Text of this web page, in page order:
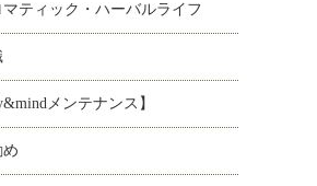
ティック・ハーバルライフ
メンテナンス】